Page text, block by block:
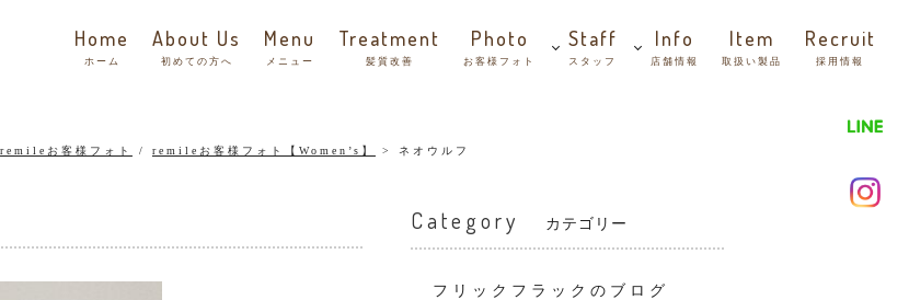
Home
ホーム
About Us
初めての方へ
Menu
メニュー
Treatment
髪質改善
Photo
お客様フォト
Staff
スタッフ
Info
店舗情報
Item
取扱い製品
Recruit
採用情報
remileお客様フォト / remileお客様フォト【Women’s】 ネオウルフ
Category カテゴリー
フリックフラックのブログ